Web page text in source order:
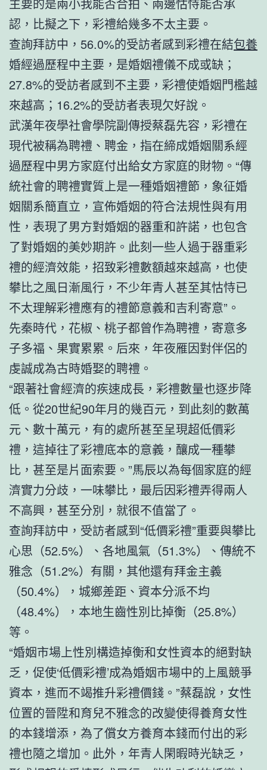
認，比擬之下，彩禮給幾多不太主要。
查詢拜訪中，56.0%的受訪者感到彩禮在結包養
婚經過歷程中主要，是婚姻禮儀不成或缺；
27.8%的受訪者感到不主要，彩禮使婚姻門檻越
來越高；16.2%的受訪者表現欠好說。
武漢年夜學社會學院副傳授蔡磊先容，彩禮在
現代被稱為聘禮、聘金，指在締成婚姻關系經
過歷程中男方家庭付出給女方家庭的財物。“傳
統社會的聘禮實質上是一種婚姻禮節，象征婚
姻關系簡直立，宣佈婚姻的符合法規性與有用
性，表現了男方對婚姻的器重和許諾，也包含
了對婚姻的美妙期許。此刻一些人過于器重彩
禮的經濟效能，招致彩禮數額越來越高，也使
攀比之風日漸風行，不少年青人甚至其怙恃已
不太理解彩禮應有的禮節意義和吉利寄意”。
先秦時代，花椒、桃子都曾作為聘禮，寄意多
子多福、果實累累。后來，年夜雁因對伴侶的
虔誠成為古時婚娶的聘禮。
“跟著社會經濟的疾速成長，彩禮數量也逐步降
低。從20世紀90年月的幾百元，到此刻的數萬
元、數十萬元，有的處所甚至呈現超低價彩
禮，這掉往了彩禮底本的意義，釀成一種攀
比，甚至是片面索要。”馬辰以為每個家庭的經
濟實力分歧，一味攀比，最后因彩禮弄得兩人
不高興，甚至分別，就很不值當了。
查詢拜訪中，受訪者感到“低價彩禮”重要與攀比
心思（52.5%）、各地風氣（51.3%）、傳統不
雅念（51.2%）有關，其他還有拜金主義
（50.4%），城鄉差距、資本分派不均
（48.4%），本地生齒性別比掉衡（25.8%）
等。
“婚姻市場上性別構造掉衡和女性資本的絕對缺
乏，促使‘低價彩禮’成為婚姻市場中的上風競爭
資本，進而不竭推升彩禮價錢。”蔡磊說，女性
位置的晉陞和育兒不雅念的改變使得養育女性
的本錢增添，為了償女方養育本錢而付出的彩
禮也隨之增加。此外，年青人閑暇時光缺乏，